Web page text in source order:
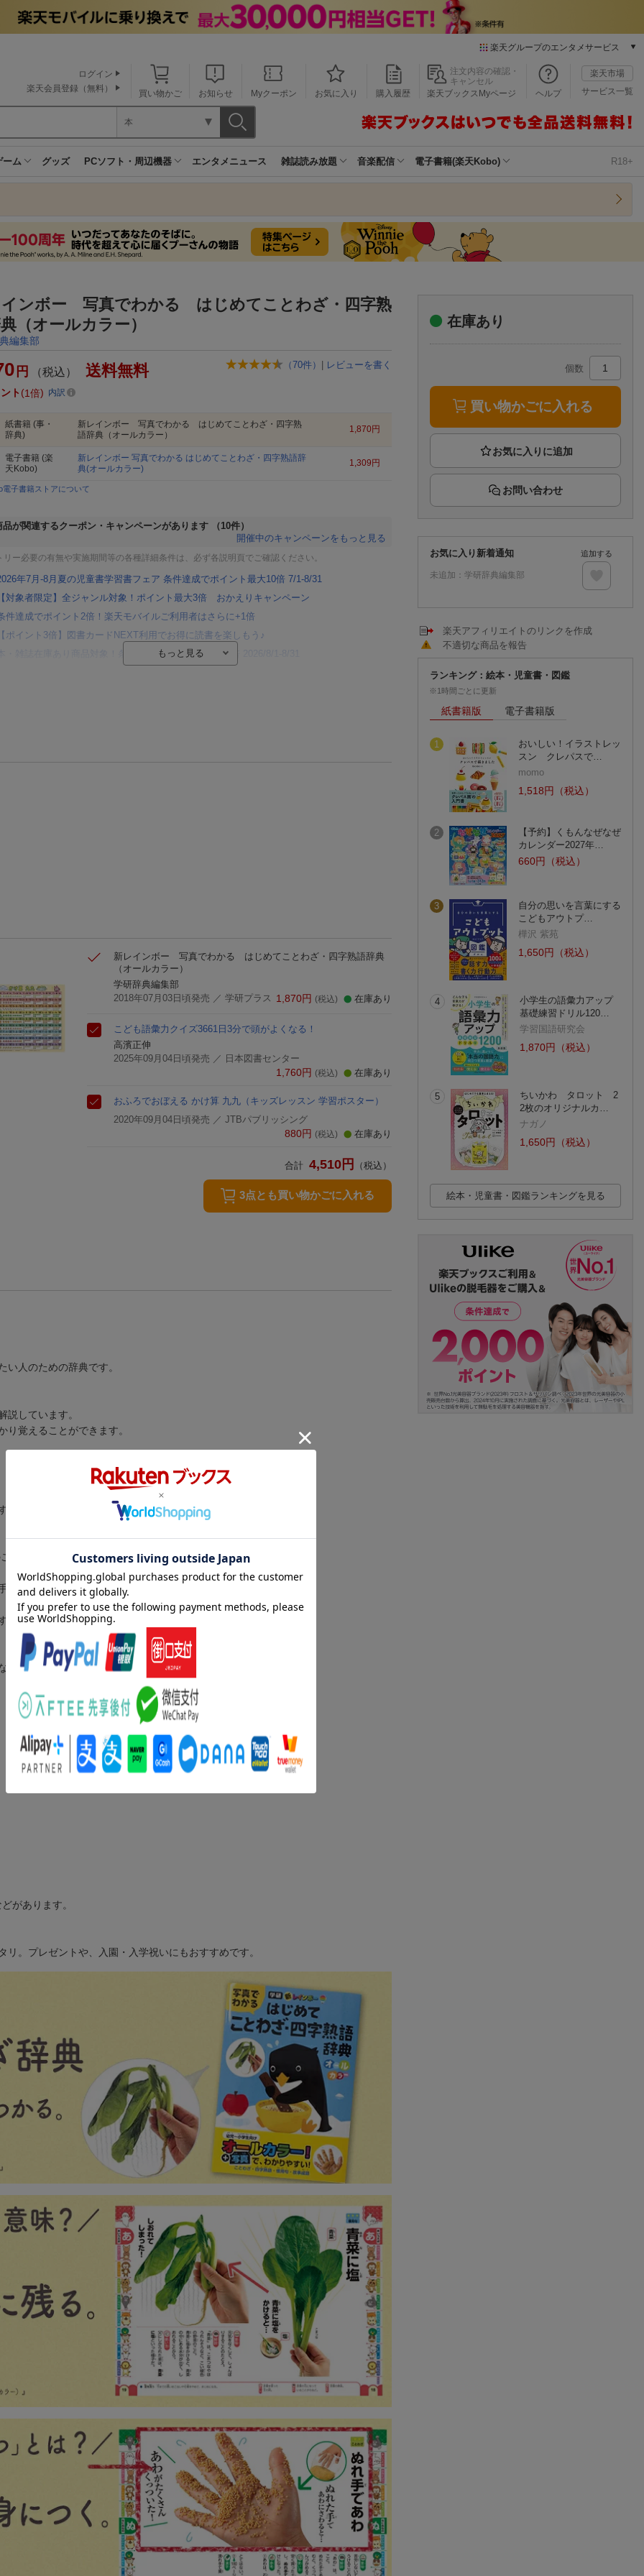
楽天グループのエンタメサービス
本/ゲーム/CD/DVD
楽天ブックス
楽天Kobo
エンタメニュース
買い物かご お知らせ Myクーポン お気に入り 購入履歴
注文内容の確認・
キャンセル
楽天ブックスMyページ
ヘルプ
楽天市場
サービス一覧
ログイン
楽天会員登録（無料）
本
ーム グッズ PCソフト・周辺機器 エンタメニュース 雑誌読み放題 音楽配信 電子書籍(楽天Kobo) R18+
ンボー 写真でわかる はじめてことわざ・四字熟
（オールカラー）
編集部
（70件） | レビューを書く
円 （税込） 送料無料
ト 1倍 内訳
紙書籍 (事・
辞典)
新レインボー 写真でわかる はじめてことわざ・四字熟
語辞典（オールカラー）
1,870円
電子書籍 (楽
天Kobo)
新レインボー 写真でわかる はじめてことわざ・四字熟語辞
典(オールカラー)
1,309 円
電子書籍ストアについて
品が関連するクーポン・キャンペーンがあります
（10件）
開催中のキャンペーンをもっと見る
ー必要の有無や実施期間等の各種詳細条件は、必ず各説明頁でご確認ください。
年7月-8月夏の児童書学習書フェア 条件達成でポイント最大10倍 7/1-8/31
対象者限定】全ジャンル対象！ポイント最大3倍 おかえりキャンペーン
件達成でポイント2倍！楽天モバイルご利用者はさらに+1倍
ポイント3倍】図書カードNEXT利用でお得に読書を楽しもう♪
・雑誌在庫あり商品対象！条件達成でポイント最大10倍 2026/8/1-8/31
新レインボー 写真でわかる はじめてことわざ・四字熟語辞典
（オールカラー）
学研辞典編集部
2018年07月03日頃発売 ／ 学研プラス 1,870円 (税込) 在庫あり
こども語彙力クイズ3661日3分で頭がよくなる！
高濱正伸
2025年09月04日頃発売 ／ 日本図書センター
1,760円 (税込) 在庫あり
おふろでおぼえる かけ算 九九（キッズレッスン 学習ポスター）
2020年09月04日頃発売 ／ JTBパブリッシング
880円 (税込) 在庫あり
合計 4,510 円 （税込）
3点とも買い物かごに入れる
人のための辞典です。
しています。
覚えることができます。
。
とです。
入れるという意味が理解できます。
めです！
ど）も、もちろんカラー。
があります。
。プレゼントや、入園・入学祝いにもおすすめです。
在庫あり
個数
買い物かごに入れる
お問い合わせ
お気に入り新着通知
未追加： 学研辞典編集部
追加する
楽天アフィリエイトのリンクを作成
不適切な商品を報告
ランキング：絵本・児童書・図鑑
※1時間ごとに更新
紙書籍版 電子書籍版
1
おいしい！イラストレッ
スン クレパスで…
momo
1,518円（税込）
2
【予約】くもんなぜなぜ
カレンダー2027年…
660円（税込）
3
自分の思いを言葉にする
こどもアウトプ…
樺沢 紫苑
1,650円（税込）
4
小学生の語彙力アップ
基礎練習ドリル120…
学習国語研究会
1,870円（税込）
5
ちいかわ タロット 2
2枚のオリジナルカ…
ナガノ
1,650円（税込）
絵本・児童書・図鑑ランキングを見る